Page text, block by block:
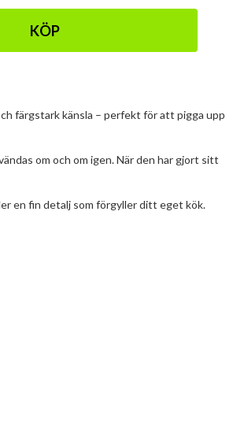
KÖP
färgstark känsla – perfekt för att pigga upp
om och om igen. När den har gjort sitt
en fin detalj som förgyller ditt eget kök.